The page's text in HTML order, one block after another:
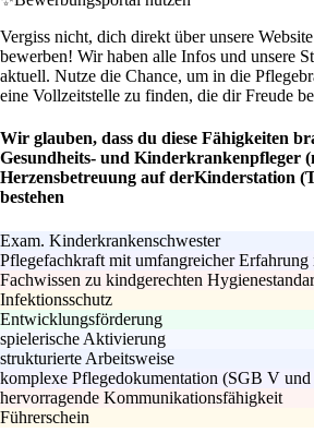
Vergiss nicht, dich direkt über unsere
bewerben! Wir haben alle Infos und unsere
aktuell. Nutze die Chance, um in die
eine Vollzeitstelle zu finden, die dir Freude
Wir glauben, dass du diese Fähigkeiten
Gesundheits- und Kinderkrankenpfleger
Herzensbetreuung auf derKinderstation
bestehen
Exam. Kinderkrankenschwester
Pflegefachkraft mit umfangreicher Erfahrung
Fachwissen zu kindgerechten
Infektionsschutz
Entwicklungsförderung
spielerische Aktivierung
strukturierte Arbeitsweise
komplexe Pflegedokumentation (SGB V
hervorragende Kommunikationsfähigkeit
Führerschein